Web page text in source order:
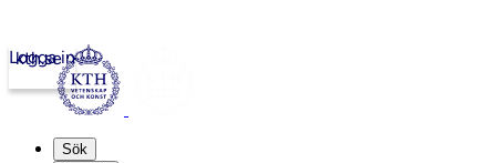
kth.se
Logga in
Sök